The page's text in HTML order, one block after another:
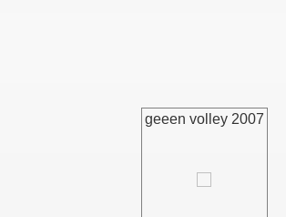
geeen volley 2007